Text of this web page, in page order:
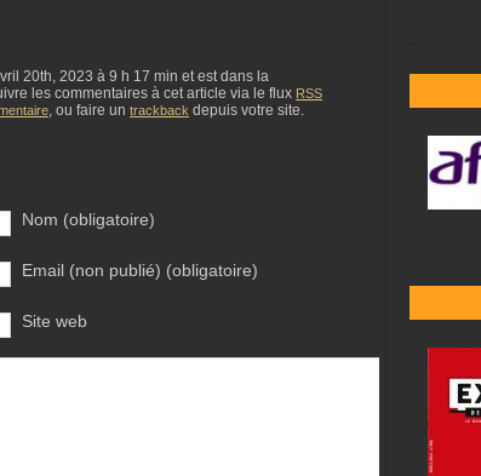
20th, 2023 à 9 h 17 min et est dans la
les commentaires à cet article via le flux RSS
, ou faire un trackback depuis votre site.
Nom (obligatoire)
Email (non publié) (obligatoire)
Site web